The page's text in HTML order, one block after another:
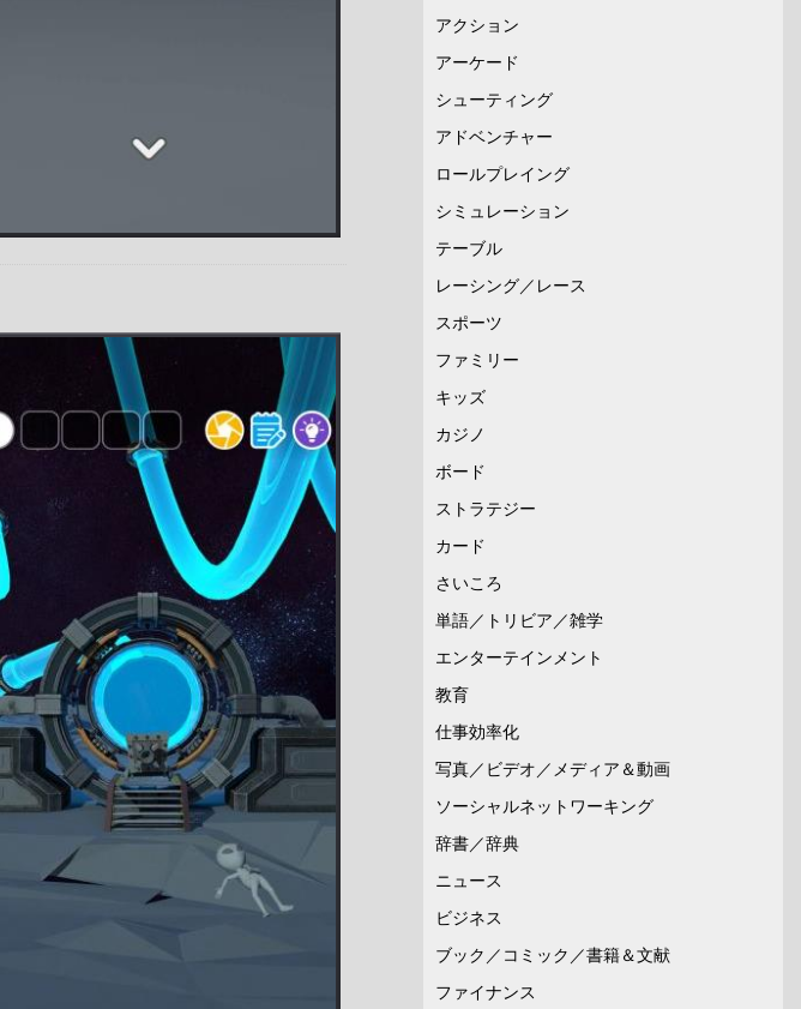
アクション
アーケード
シューティング
アドベンチャー
ロールプレイング
シミュレーション
テーブル
レーシング／レース
スポーツ
ファミリー
キッズ
カジノ
ボード
ストラテジー
カード
さいころ
単語／トリビア／雑学
エンターテインメント
教育
仕事効率化
写真／ビデオ／メディア＆動画
ソーシャルネットワーキング
辞書／辞典
ニュース
ビジネス
ブック／コミック／書籍＆文献
ファイナンス